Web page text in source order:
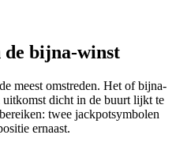
de bijna-winst
meest omstreden. Het of bijna-
uitkomst dicht in de buurt lijkt te
twee jackpotsymbolen
ernaast.